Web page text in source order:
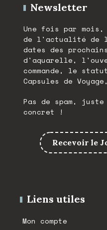
Newsletter
Une fois par
de l'actualité de
dates des
d'aquarelle,
commande, le
Capsules de
Pas de spam,
concret !
Recevoir le
Liens utiles
Mon compte